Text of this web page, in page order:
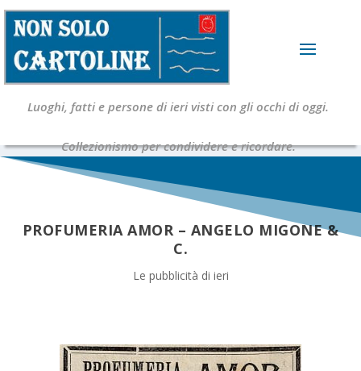
Luoghi, fatti e persone di ieri visti con gli occhi di oggi.
Collezionismo per condividere e ricordare.
PROFUMERIA AMOR – ANGELO MIGONE &
C.
Le pubblicità di ieri